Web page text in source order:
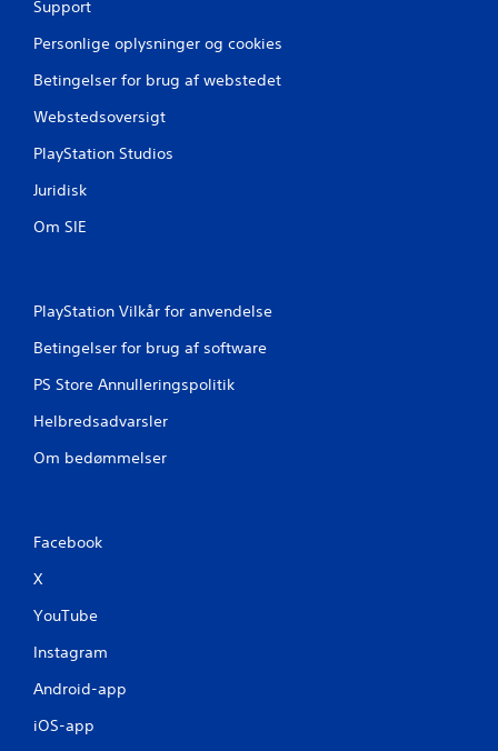
Support
Personlige oplysninger og cookies
Betingelser for brug af webstedet
Webstedsoversigt
PlayStation Studios
Juridisk
Om SIE
PlayStation Vilkår for anvendelse
Betingelser for brug af software
PS Store Annulleringspolitik
Helbredsadvarsler
Om bedømmelser
Facebook
X
YouTube
Instagram
Android-app
iOS-app